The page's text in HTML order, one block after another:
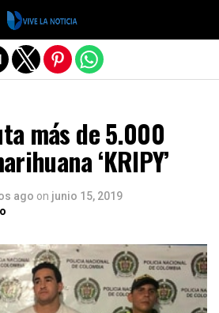
más de 5.000
‘KRIPY’
ago on junio 15, 2019
de la versión móvil